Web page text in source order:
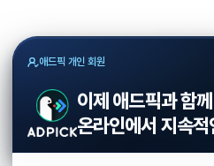
애드픽 개인 회원
이제 애드픽과 함께
온라인에서 지속